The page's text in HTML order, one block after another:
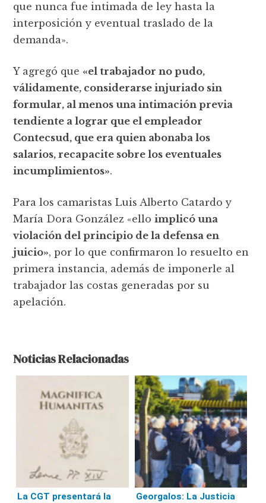
que nunca fue intimada de ley hasta la
interposición y eventual traslado de la
demanda».
Y agregó que «el trabajador no pudo,
válidamente, considerarse injuriado sin
formular, al menos una intimación previa
tendiente a lograr que el empleador
Contecsud, que era quien abonaba los
salarios, recapacite sobre los eventuales
incumplimientos».
Para los camaristas Luis Alberto Catardo y
María Dora González «elloimplicó una
violación del principio de la defensa en
juicio», por lo que confirmaron lo resuelto en
primera instancia, además de imponerle al
trabajador las costas generadas por su
apelación.
Noticias Relacionadas
La CGT presentará la
Georgalos: La Justicia